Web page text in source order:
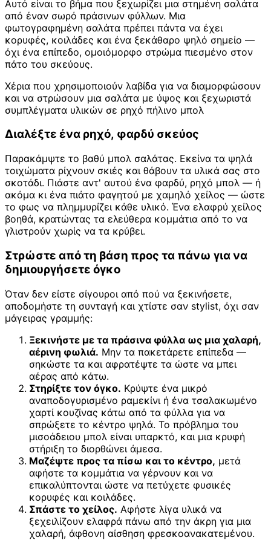
Αυτό είναι το βήμα που ξεχωρίζει μια στημένη σαλάτα
από έναν σωρό πράσινων φύλλων. Μια
φωτογραφημένη σαλάτα πρέπει πάντα να έχει
κορυφές, κοιλάδες και ένα ξεκάθαρο ψηλό σημείο —
όχι ένα επίπεδο, ομοιόμορφο στρώμα πιεσμένο στον
πάτο του σκεύους.
Χέρια που χρησιμοποιούν λαβίδα για να διαμορφώσουν
και να στρώσουν μια σαλάτα με ύψος και ξεχωριστά
συμπλέγματα υλικών σε ρηχό πήλινο μπολ
Διαλέξτε ένα ρηχό, φαρδύ σκεύος
Παρακάμψτε το βαθύ μπολ σαλάτας. Εκείνα τα ψηλά
τοιχώματα ρίχνουν σκιές και θάβουν τα υλικά σας στο
σκοτάδι. Πιάστε αντ' αυτού ένα φαρδύ, ρηχό μπολ — ή
ακόμα κι ένα πιάτο φαγητού με χαμηλό χείλος — ώστε
το φως να πλημμυρίζει κάθε υλικό. Ένα ελαφρύ χείλος
βοηθά, κρατώντας τα ελεύθερα κομμάτια από το να
γλιστρούν χωρίς να τα κρύβει.
Στρώστε από τη βάση προς τα πάνω για να
δημιουργήσετε όγκο
Όταν δεν είστε σίγουροι από πού να ξεκινήσετε,
αποδομήστε τη συνταγή και χτίστε σαν stylist, όχι σαν
μάγειρας γραμμής:
Ξεκινήστε με τα πράσινα φύλλα ως μια χαλαρή,
αέρινη φωλιά. Μην τα πακετάρετε επίπεδα —
σηκώστε τα και αφρατέψτε τα ώστε να μπει
αέρας από κάτω.
Στηρίξτε τον όγκο. Κρύψτε ένα μικρό
αναποδογυρισμένο ραμεκίνι ή ένα τσαλακωμένο
χαρτί κουζίνας κάτω από τα φύλλα για να
σπρώξετε το κέντρο ψηλά. Το πρόβλημα του
μισοάδειου μπολ είναι υπαρκτό, και μια κρυφή
στήριξη το διορθώνει άμεσα.
Μαζέψτε προς τα πίσω και το κέντρο, μετά
αφήστε τα κομμάτια να γέρνουν και να
επικαλύπτονται ώστε να πετύχετε φυσικές
κορυφές και κοιλάδες.
Σπάστε το χείλος. Αφήστε λίγα υλικά να
ξεχειλίζουν ελαφρά πάνω από την άκρη για μια
χαλαρή, άφθονη αίσθηση φρεσκοανακατεμένου.